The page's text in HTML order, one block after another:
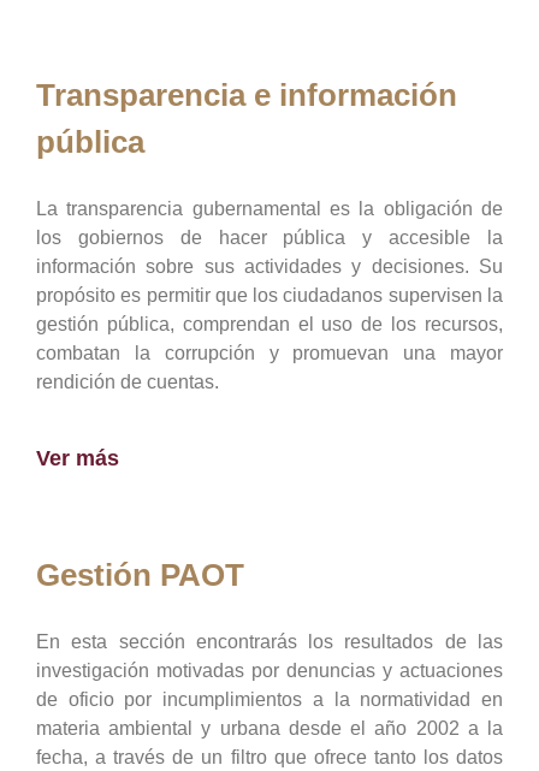
Transparencia e información
pública
La transparencia gubernamental es la obligación de
los gobiernos de hacer pública y accesible la
información sobre sus actividades y decisiones. Su
propósito es permitir que los ciudadanos supervisen la
gestión pública, comprendan el uso de los recursos,
combatan la corrupción y promuevan una mayor
rendición de cuentas.
Ver más
Gestión PAOT
En esta sección encontrarás los resultados de las
investigación motivadas por denuncias y actuaciones
de oficio por incumplimientos a la normatividad en
materia ambiental y urbana desde el año 2002 a la
fecha, a través de un filtro que ofrece tanto los datos